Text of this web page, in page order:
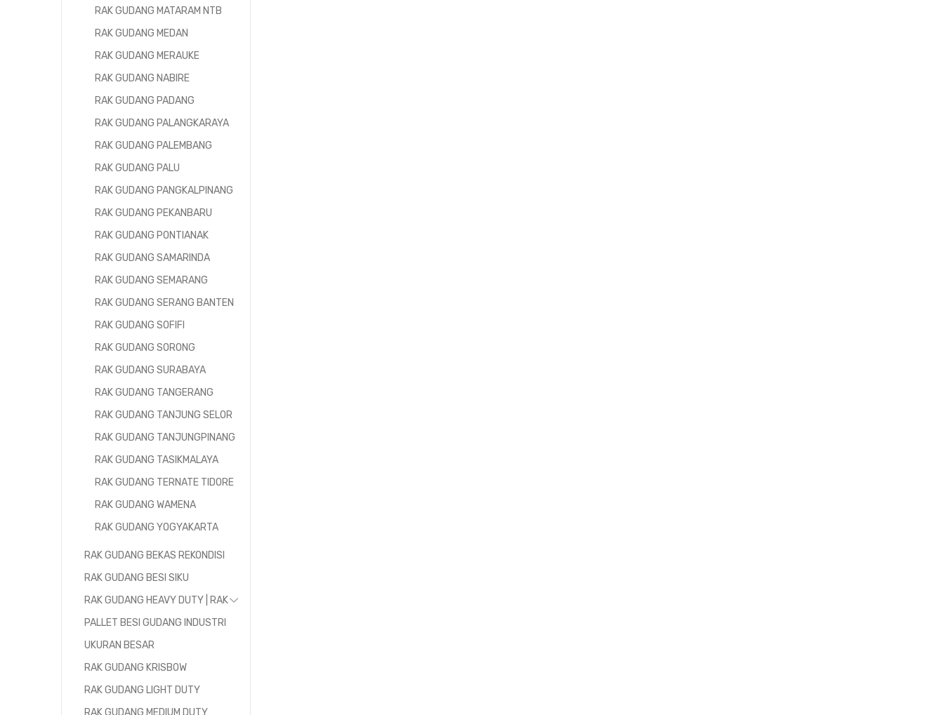
RAK GUDANG MATARAM NTB
RAK GUDANG MEDAN
RAK GUDANG MERAUKE
RAK GUDANG NABIRE
RAK GUDANG PADANG
RAK GUDANG PALANGKARAYA
RAK GUDANG PALEMBANG
RAK GUDANG PALU
RAK GUDANG PANGKALPINANG
RAK GUDANG PEKANBARU
RAK GUDANG PONTIANAK
RAK GUDANG SAMARINDA
RAK GUDANG SEMARANG
RAK GUDANG SERANG BANTEN
RAK GUDANG SOFIFI
RAK GUDANG SORONG
RAK GUDANG SURABAYA
RAK GUDANG TANGERANG
RAK GUDANG TANJUNG SELOR
RAK GUDANG TANJUNGPINANG
RAK GUDANG TASIKMALAYA
RAK GUDANG TERNATE TIDORE
RAK GUDANG WAMENA
RAK GUDANG YOGYAKARTA
RAK GUDANG BEKAS REKONDISI
RAK GUDANG BESI SIKU
RAK GUDANG HEAVY DUTY | RAK
PALLET BESI GUDANG INDUSTRI
UKURAN BESAR
RAK GUDANG KRISBOW
RAK GUDANG LIGHT DUTY
RAK GUDANG MEDIUM DUTY